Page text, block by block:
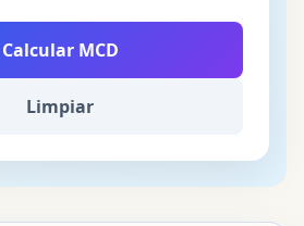
Calcular MCD
Limpiar